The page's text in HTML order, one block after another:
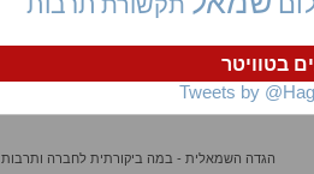
בטוויטר
Tweets by
הגדה השמאלית - במה ביקורתית לחברה ותרבות